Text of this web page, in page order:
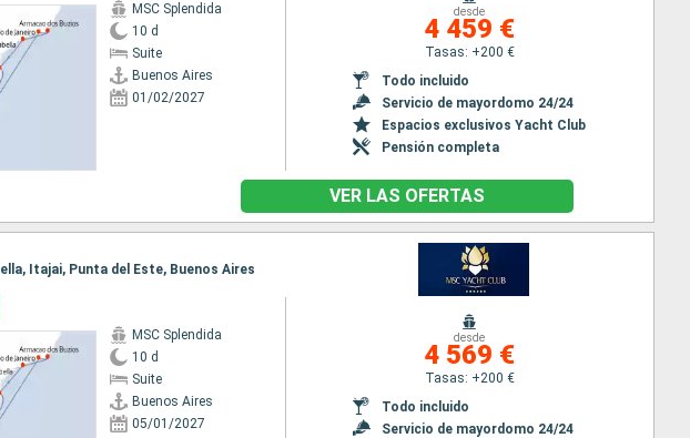
MSC Splendida
10 d
Suite
Buenos Aires
01/02/2027
desde
4 459 €
Tasas: +200 €
Todo incluido
Servicio de mayordomo 24/24
Espacios exclusivos Yacht Club
Pensión completa
VER LAS OFERTAS
Itajai, Punta del Este, Buenos Aires
MSC Splendida
10 d
Suite
Buenos Aires
05/01/2027
desde
4 569 €
Tasas: +200 €
Todo incluido
Servicio de mayordomo 24/24